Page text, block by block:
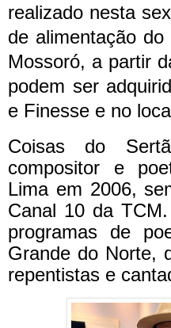
realizado nesta
de alimentação
Mossoró, a partir
podem ser
e Finesse e no
Coisas do
compositor e
Lima em 2006,
Canal 10 da
programas de
Grande do Norte,
repentistas e